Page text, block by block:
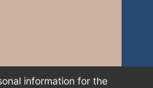
information for the